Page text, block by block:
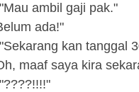
ambil gaji pak."
ada!"
kan tanggal
maaf saya kira